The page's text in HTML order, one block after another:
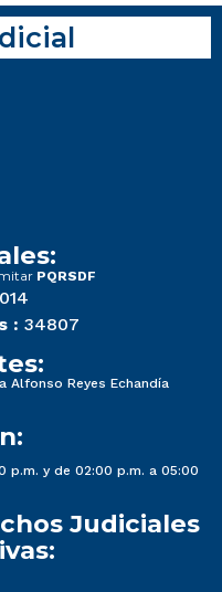
PQRSDF
: 34807
Alfonso Reyes Echandía
p.m. y de 02:00 p.m. a 05:00
Judiciales